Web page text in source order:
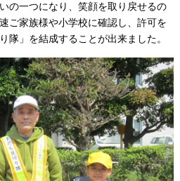
の一つになり、笑顔を取り戻せるの
ご家族様や小学校に確認し、許可を
隊」を結成することが出来ました。